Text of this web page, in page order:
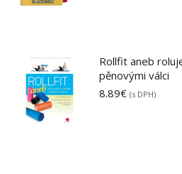
Rollfit aneb
pěnovými válci
8.89€ (s DPH)